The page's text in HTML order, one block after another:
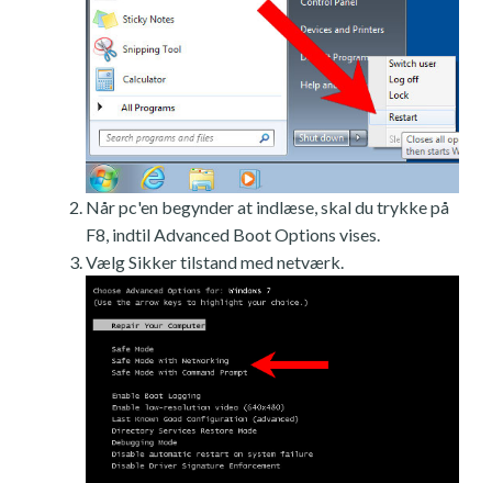
Når pc'en begynder at indlæse, skal du trykke på
F8, indtil Advanced Boot Options vises.
Vælg Sikker tilstand med netværk.